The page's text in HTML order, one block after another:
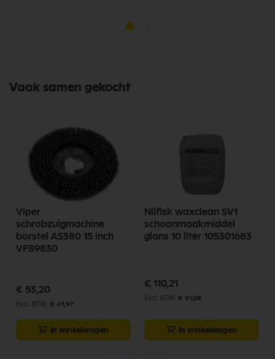
Vaak samen gekocht
Viper
schrobzuigmachine
borstel AS380 15 inch
VF89830
€ 53,20
€ 43,97
In winkelwagen
Nilfisk waxclean SV1
schoonmaakmiddel
glans 10 liter 105301683
€ 110,21
€ 91,08
In winkelwagen